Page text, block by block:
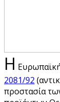
Η
2081/92
προστασία